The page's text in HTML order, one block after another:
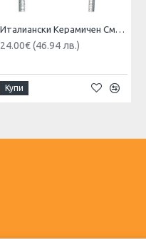
Италиански Керамичен Смесител за душ със слушалка
24.00€ (46.94 лв.)
Купи